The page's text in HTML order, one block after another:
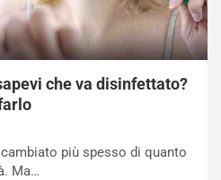
che va disinfettato?
più spesso di quanto
Ma…